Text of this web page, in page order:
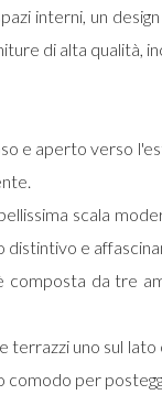
interni, un
di alta qualità,
e aperto verso
scala
distintivo e
composta da tre
terrazzi uno sul
per